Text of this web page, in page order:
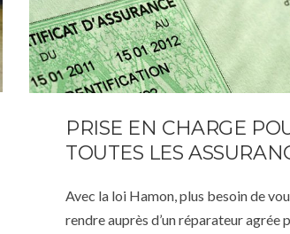
PRISE EN CHARGE
TOUTES LES
Avec la loi Hamon, plus besoin de
rendre auprès d’un réparateur agrée